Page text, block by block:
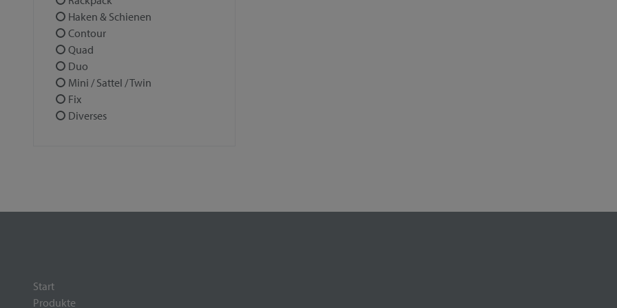
Haken & Schienen
Contour
Quad
Duo
Mini / Sattel / Twin
Fix
Diverses
Start
Produkte